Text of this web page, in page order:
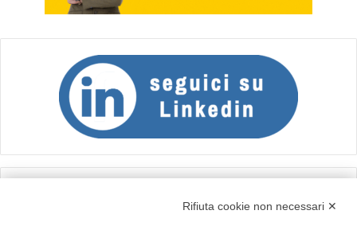
Rifiuta cookie non necessari ✕